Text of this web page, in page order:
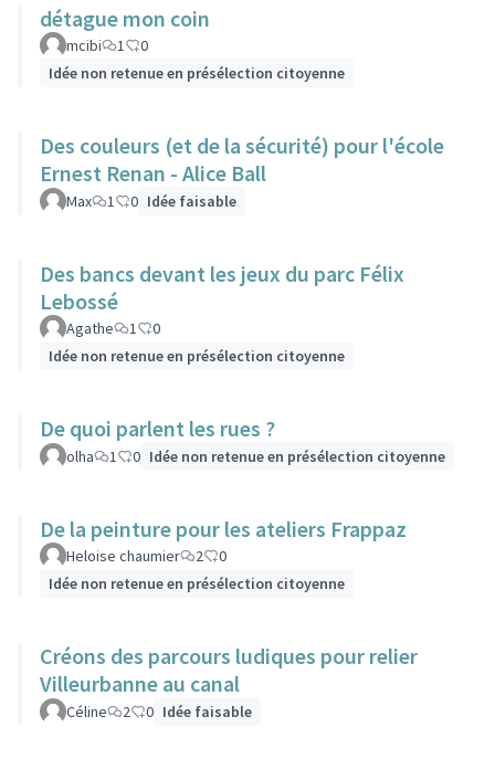
détague mon coin
mcibi 1
0
Idée non retenue en présélection citoyenne
Des couleurs (et de la sécurité) pour l'école
Ernest Renan - Alice Ball
Max 1 0 Idée faisable
Des bancs devant les jeux du parc Félix
Lebossé
Agathe 1
0
Idée non retenue en présélection citoyenne
De quoi parlent les rues ?
olha 1 0 Idée non retenue en présélection citoyenne
De la peinture pour les ateliers Frappaz
Heloise chaumier 2
0
Idée non retenue en présélection citoyenne
Créons des parcours ludiques pour relier
Villeurbanne au canal
Céline 2 0 Idée faisable